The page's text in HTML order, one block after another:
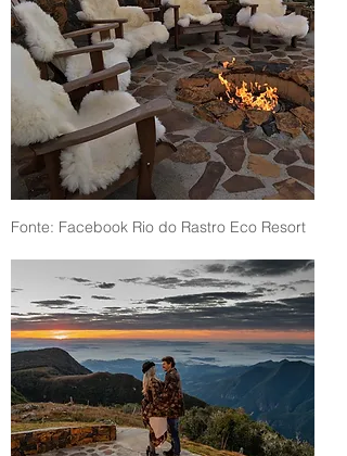
Fonte: Facebook Rio do Rastro Eco Resort